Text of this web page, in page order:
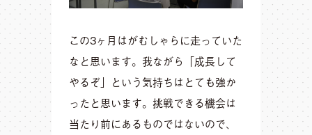
この3ヶ月はがむしゃらに走っていた
なと思います。我ながら「成長して
やるぞ」という気持ちはとても強か
ったと思います。挑戦できる機会は
当たり前にあるものではないので、